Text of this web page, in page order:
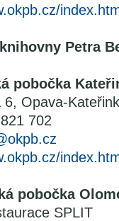
Petra
pobočka
6, Opava-
702
pobočka
SPLIT